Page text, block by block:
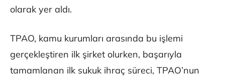
olarak yer aldı.
TPAO, kamu kurumları arasında bu işlemi
gerçekleştiren ilk şirket olurken, başarıyla
tamamlanan ilk sukuk ihraç süreci, TPAO’nun